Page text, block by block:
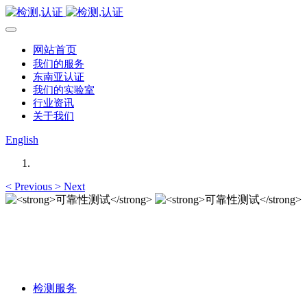
网站首页
我们的服务
东南亚认证
我们的实验室
行业资讯
关于我们
English
< Previous > Next
检测服务